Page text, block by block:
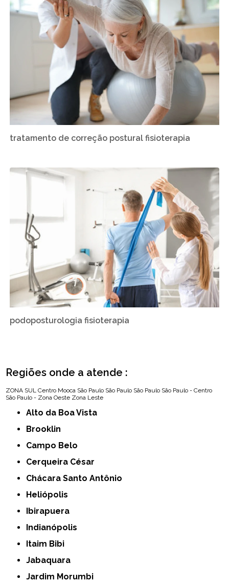
tratamento de correção postural fisioterapia
podoposturologia fisioterapia
Regiões onde a atende :
ZONA SUL Centro Mooca São Paulo São Paulo São Paulo São Paulo - Centro
São Paulo - Zona Oeste Zona Leste
Alto da Boa Vista
Brooklin
Campo Belo
Cerqueira César
Chácara Santo Antônio
Heliópolis
Ibirapuera
Indianópolis
Itaim Bibi
Jabaquara
Jardim Morumbi